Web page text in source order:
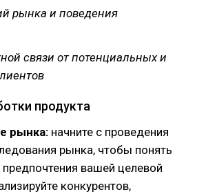
рынка и поведения
связи от потенциальных и
продукта
рынка: начните с проведения
рынка, чтобы понять
предпочтения вашей целевой
конкурентов,